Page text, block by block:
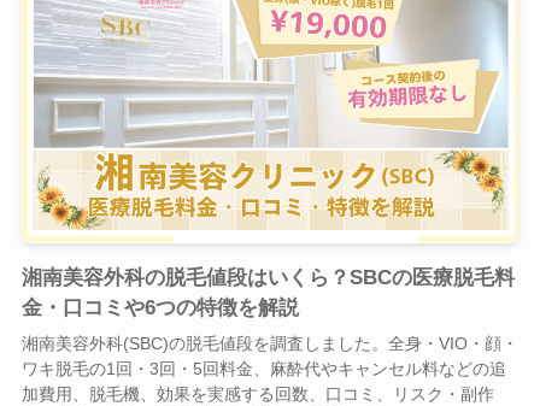
湘南美容外科の脱毛値段はいくら？SBCの医療脱毛料
金・口コミや6つの特徴を解説
湘南美容外科(SBC)の脱毛値段を調査しました。全身・VIO・顔・
ワキ脱毛の1回・3回・5回料金、麻酔代やキャンセル料などの追
加費用、脱毛機、効果を実感する回数、口コミ、リスク・副作